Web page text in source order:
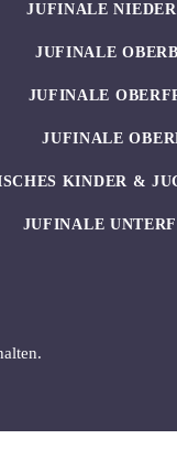
JUFINALE
JUFINALE
JUFINALE
JUFINALE
KINDER &
JUFINALE